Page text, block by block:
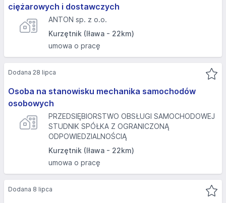
ciężarowych i dostawczych
ANTON sp. z o.o.
Kurzętnik (Iława - 22km)
umowa o pracę
Osoba na stanowisku mechanika samochodów
osobowych
PRZEDSIĘBIORSTWO OBSŁUGI SAMOCHODOWEJ
STUDNIK SPÓŁKA Z OGRANICZONĄ
ODPOWIEDZIALNOŚCIĄ
Kurzętnik (Iława - 22km)
umowa o pracę
Dodana 28 lipca
Dodana 8 lipca